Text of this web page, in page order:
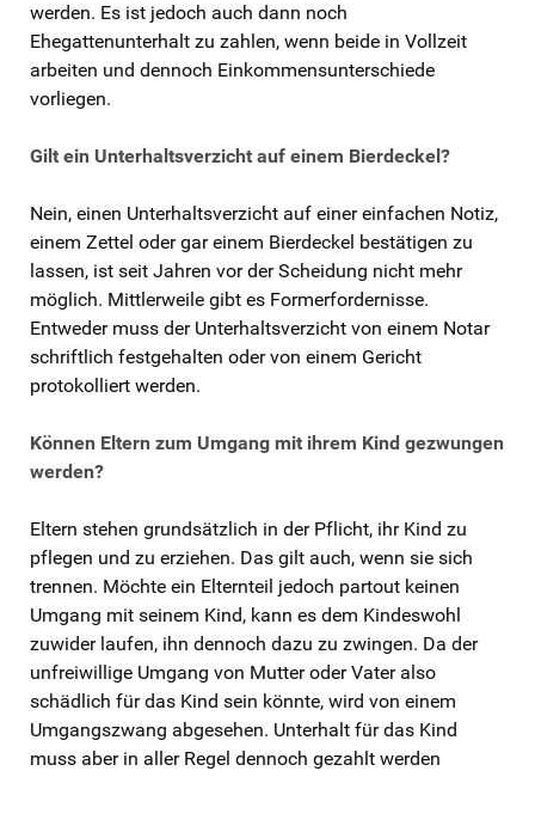
werden. Es ist jedoch auch dann noch
Ehegattenunterhalt zu zahlen, wenn beide in Vollzeit
arbeiten und dennoch Einkommensunterschiede
vorliegen.
Gilt ein Unterhaltsverzicht auf einem Bierdeckel?
Nein, einen Unterhaltsverzicht auf einer einfachen Notiz,
einem Zettel oder gar einem Bierdeckel bestätigen zu
lassen, ist seit Jahren vor der Scheidung nicht mehr
möglich. Mittlerweile gibt es Formerfordernisse.
Entweder muss der Unterhaltsverzicht von einem Notar
schriftlich festgehalten oder von einem Gericht
protokolliert werden.
Können Eltern zum Umgang mit ihrem Kind gezwungen
werden?
Eltern stehen grundsätzlich in der Pflicht, ihr Kind zu
pflegen und zu erziehen. Das gilt auch, wenn sie sich
trennen. Möchte ein Elternteil jedoch partout keinen
Umgang mit seinem Kind, kann es dem Kindeswohl
zuwider laufen, ihn dennoch dazu zu zwingen. Da der
unfreiwillige Umgang von Mutter oder Vater also
schädlich für das Kind sein könnte, wird von einem
Umgangszwang abgesehen. Unterhalt für das Kind
muss aber in aller Regel dennoch gezahlt werden